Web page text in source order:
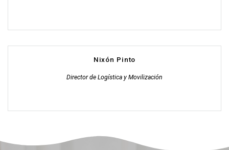
Nixón Pinto
Director de Logística y Movilización